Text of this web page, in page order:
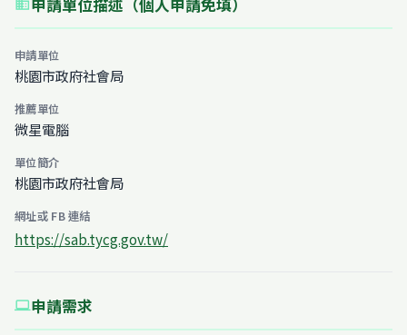
business
申請單位
桃園市政府社會局
推薦單位
微星電腦
單位簡介
桃園市政府社會局
網址或 FB 連結
https://sab.tycg.gov.tw/
computer申請需求